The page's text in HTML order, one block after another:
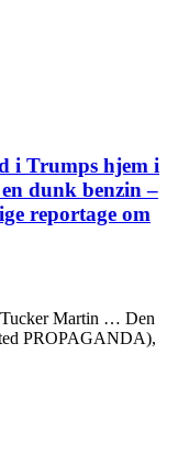
i Trumps hjem i
dunk benzin –
reportage om
Martin … Den
PROPAGANDA),